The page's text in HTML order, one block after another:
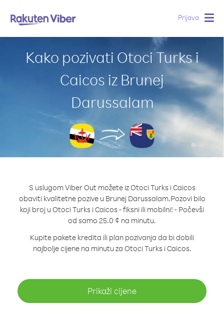
Prijava
Kako pozivati Otoci Turks i
Caicos iz Brunej
Darussalam
S uslugom Viber Out možete iz Otoci Turks i Caicos
obaviti kvalitetne pozive u Brunej Darussalam.Pozovi bilo
koji broj u Otoci Turks i Caicos - fiksni ili mobilni! - Počevši
od samo 25.0 ¢ na minutu.
Kupite pakete kredita ili plan pozivanja da bi dobili
najbolje cijene na minutu za Otoci Turks i Caicos.
Prikaži cijene